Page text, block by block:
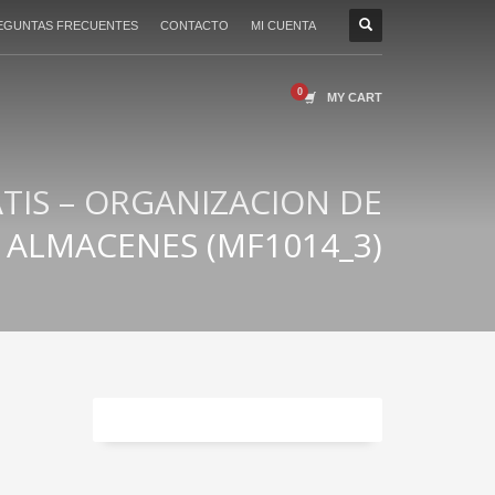
FRECUENTES CONTACTO MI CUENTA
MY CART
– ORGANIZACION DE
ALMACENES (MF1014_3)